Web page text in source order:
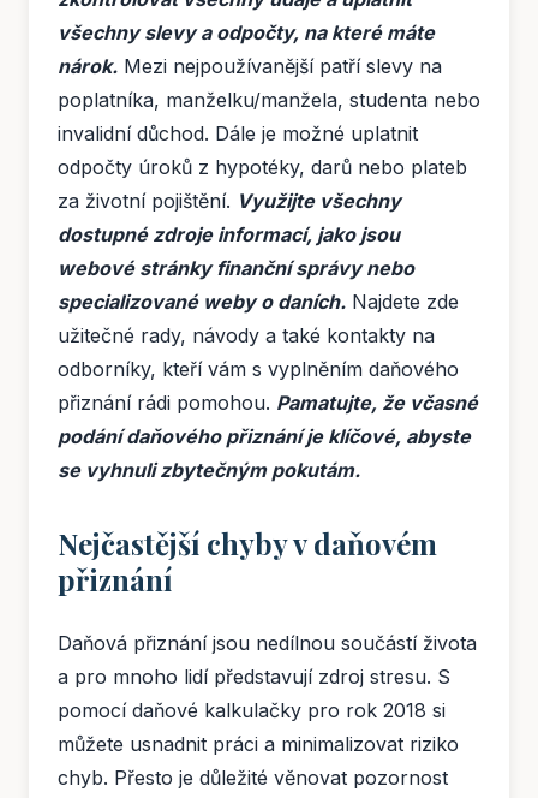
všechny slevy a odpočty, na které máte
nárok. Mezi nejpoužívanější patří slevy na
poplatníka, manželku/manžela, studenta nebo
invalidní důchod. Dále je možné uplatnit
odpočty úroků z hypotéky, darů nebo plateb
za životní pojištění. Využijte všechny
dostupné zdroje informací, jako jsou
webové stránky finanční správy nebo
specializované weby o daních. Najdete zde
užitečné rady, návody a také kontakty na
odborníky, kteří vám s vyplněním daňového
přiznání rádi pomohou. Pamatujte, že včasné
podání daňového přiznání je klíčové, abyste
se vyhnuli zbytečným pokutám.
Nejčastější chyby v daňovém
přiznání
Daňová přiznání jsou nedílnou součástí života
a pro mnoho lidí představují zdroj stresu. S
pomocí daňové kalkulačky pro rok 2018 si
můžete usnadnit práci a minimalizovat riziko
chyb. Přesto je důležité věnovat pozornost